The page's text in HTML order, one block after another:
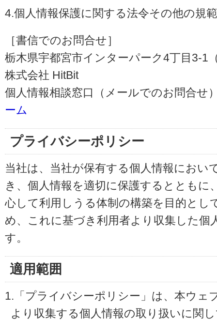
4.個人情報保護に関する法令その他の規
［書信でのお問合せ］
栃木県宇都宮市インターパーク4丁目3-1
株式会社 HitBit
個人情報相談窓口（メールでのお問合せ
ーム
プライバシーポリシー
当社は、当社が保有する個人情報におい
き、個人情報を適切に保護するとともに
心して利用しうる体制の構築を目的とし
め、これに基づき利用者より収集した個
す。
適用範囲
1.「プライバシーポリシー」は、本ウェ
より収集する個人情報の取り扱いに関